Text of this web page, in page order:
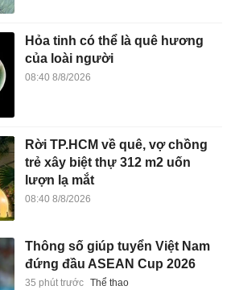
Hỏa tinh có thể là quê hương
của loài người
08:40 8/8/2026
Rời TP.HCM về quê, vợ chồng
trẻ xây biệt thự 312 m2 uốn
lượn lạ mắt
08:40 8/8/2026
Thông số giúp tuyển Việt Nam
đứng đầu ASEAN Cup 2026
35 phút trước Thể thao